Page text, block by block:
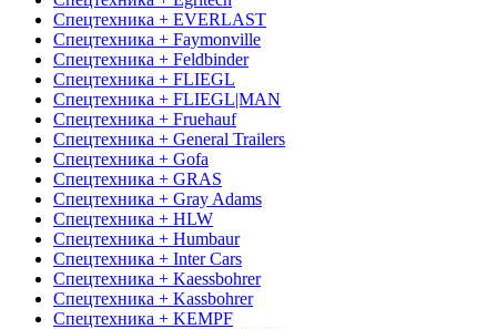
Спецтехника + EVERLAST
Спецтехника + Faymonville
Спецтехника + Feldbinder
Спецтехника + FLIEGL
Спецтехника + FLIEGL|MAN
Спецтехника + Fruehauf
Спецтехника + General Trailers
Спецтехника + Gofa
Спецтехника + GRAS
Спецтехника + Gray Adams
Спецтехника + HLW
Спецтехника + Humbaur
Спецтехника + Inter Cars
Спецтехника + Kaessbohrer
Спецтехника + Kassbohrer
Спецтехника + KEMPF